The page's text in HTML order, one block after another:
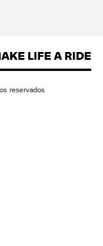
reservados